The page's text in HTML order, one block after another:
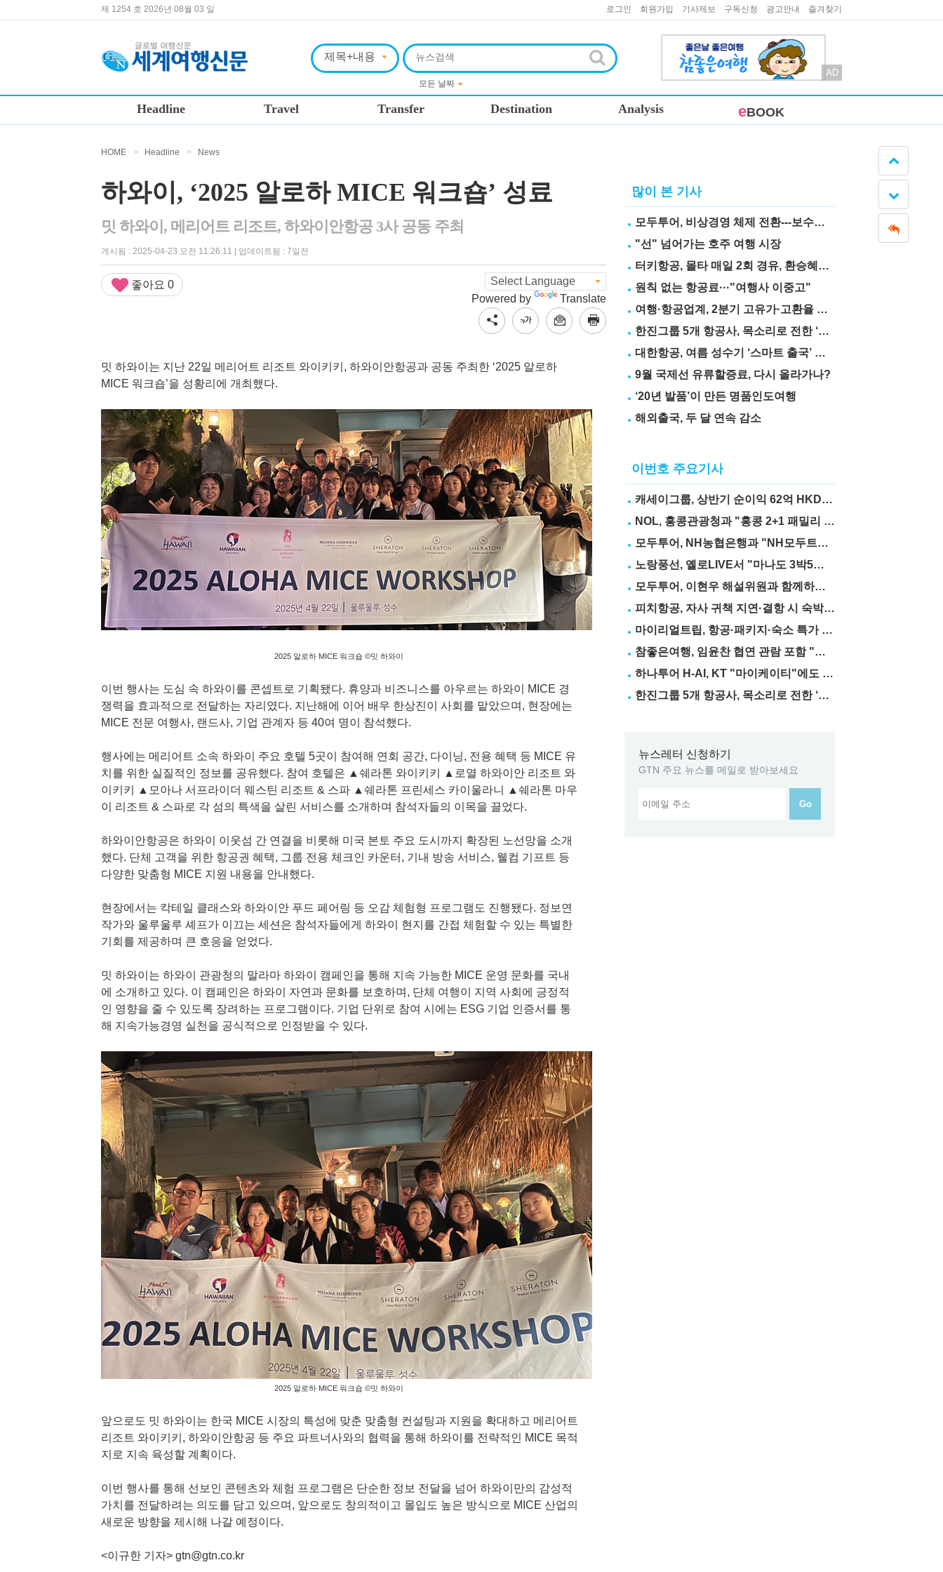
제 1254 호 2026년 08월 03 일 로그인 회원가입 기사제보 구독신청 광고안내 즐겨찾기
AD
Headline Travel Transfer Destination Analysis eBOOK
HOME > Headline > News
하와이, ‘2025 알로하 MICE 워크숍’ 성료
밋 하와이, 메리어트 리조트, 하와이안항공 3사 공동 주최
게시됨 : 2025-04-23 오전 11:26:11 | 업데이트됨 : 7일전
좋아요 0
Powered by
Translate
밋 하와이는 지난 22일 메리어트 리조트 와이키키, 하와이안항공과 공동 주최한 ‘2025 알로하
MICE 워크숍’을 성황리에 개최했다.
2025 알로하 MICE 워크숍 ©밋 하와이
이번 행사는 도심 속 하와이를 콘셉트로 기획됐다. 휴양과 비즈니스를 아우르는 하와이 MICE 경
쟁력을 효과적으로 전달하는 자리였다. 지난해에 이어 배우 한상진이 사회를 맡았으며, 현장에는
MICE 전문 여행사, 랜드사, 기업 관계자 등 40여 명이 참석했다.
행사에는 메리어트 소속 하와이 주요 호텔 5곳이 참여해 연회 공간, 다이닝, 전용 혜택 등 MICE 유
치를 위한 실질적인 정보를 공유했다. 참여 호텔은 ▲쉐라톤 와이키키 ▲로열 하와이안 리조트 와
이키키 ▲모아나 서프라이더 웨스틴 리조트 & 스파 ▲쉐라톤 프린세스 카이울라니 ▲쉐라톤 마우
이 리조트 & 스파로 각 섬의 특색을 살린 서비스를 소개하며 참석자들의 이목을 끌었다.
하와이안항공은 하와이 이웃섬 간 연결을 비롯해 미국 본토 주요 도시까지 확장된 노선망을 소개
했다. 단체 고객을 위한 항공권 혜택, 그룹 전용 체크인 카운터, 기내 방송 서비스, 웰컴 기프트 등
다양한 맞춤형 MICE 지원 내용을 안내했다.
현장에서는 칵테일 클래스와 하와이안 푸드 페어링 등 오감 체험형 프로그램도 진행됐다. 정보연
작가와 울루울루 셰프가 이끄는 세션은 참석자들에게 하와이 현지를 간접 체험할 수 있는 특별한
기회를 제공하며 큰 호응을 얻었다.
밋 하와이는 하와이 관광청의 말라마 하와이 캠페인을 통해 지속 가능한 MICE 운영 문화를 국내
에 소개하고 있다. 이 캠페인은 하와이 자연과 문화를 보호하며, 단체 여행이 지역 사회에 긍정적
인 영향을 줄 수 있도록 장려하는 프로그램이다. 기업 단위로 참여 시에는 ESG 기업 인증서를 통
해 지속가능경영 실천을 공식적으로 인정받을 수 있다.
2025 알로하 MICE 워크숍 ©밋 하와이
앞으로도 밋 하와이는 한국 MICE 시장의 특성에 맞춘 맞춤형 컨설팅과 지원을 확대하고 메리어트
리조트 와이키키, 하와이안항공 등 주요 파트너사와의 협력을 통해 하와이를 전략적인 MICE 목적
지로 지속 육성할 계획이다.
이번 행사를 통해 선보인 콘텐츠와 체험 프로그램은 단순한 정보 전달을 넘어 하와이만의 감성적
가치를 전달하려는 의도를 담고 있으며, 앞으로도 창의적이고 몰입도 높은 방식으로 MICE 산업의
새로운 방향을 제시해 나갈 예정이다.
<이규한 기자> gtn@gtn.co.kr
많이 본 기사
모두투어, 비상경영 체제 전환---보수도 삭감
"선" 넘어가는 호주 여행 시장
터키항공, 몰타 매일 2회 경유, 환승혜택 눈길
원칙 없는 항공료···"여행사 이중고"
여행·항공업계, 2분기 고유가·고환율 직격탄
한진그룹 5개 항공사, 목소리로 전한 ‘재능기부’
대한항공, 여름 성수기 ‘스마트 출국’ 꿀팁 3가지 공개
9월 국제선 유류할증료, 다시 올라가나?
‘20년 발품’이 만든 명품인도여행
해외출국, 두 달 연속 감소
이번호 주요기사
캐세이그룹, 상반기 순이익 62억 HKD… 전년比 67.6%↑
NOL, 홍콩관광청과 "홍콩 2+1 패밀리 프로모션" 실시
모두투어, NH농협은행과 "NH모두트래블리적금" 출시
노랑풍선, 옐로LIVE서 "마나도 3박5일" 상품 선보여
모두투어, 이현우 해설위원과 함께하는 "MLB 직관 컨셉투어" 출시
피치항공, 자사 귀책 지연·결항 시 숙박·교통비 보상제 도입
마이리얼트립, 항공·패키지·숙소 특가 릴레이
참좋은여행, 임윤찬 협연 관람 포함 "미동부·캐나다" 패키지 출시
하나투어 H-AI, KT "마이케이티"에도 탑재
한진그룹 5개 항공사, 목소리로 전한 ‘재능기부’
뉴스레터 신청하기
GTN 주요 뉴스를 메일로 받아보세요
Go